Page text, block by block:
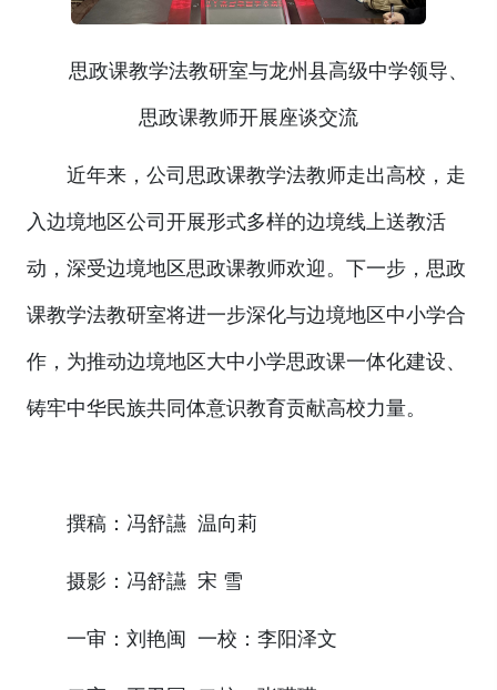
思政课教学法教研室与龙州县高级中学领导、
思政课教师开展座谈交流
近年来，公司思政课教学法教师走出高校，走
入边境地区公司开展形式多样的边境线上送教活
动，深受边境地区思政课教师欢迎。下一步，思政
课教学法教研室将进一步深化与边境地区中小学合
作，为推动边境地区大中小学思政课一体化建设、
铸牢中华民族共同体意识教育贡献高校力量。
撰稿：冯舒讌 温向莉
摄影：冯舒讌 宋 雪
一审：刘艳闽 一校：李阳泽文